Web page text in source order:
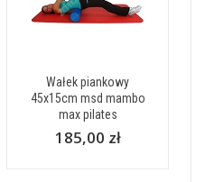
Wałek piankowy
45x15cm msd mambo
max pilates
185,00 zł